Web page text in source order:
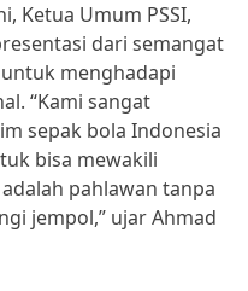
Ketua Umum PSSI,
dari semangat
menghadapi
“Kami sangat
sepak bola Indonesia
bisa mewakili
pahlawan tanpa
jempol,” ujar Ahmad